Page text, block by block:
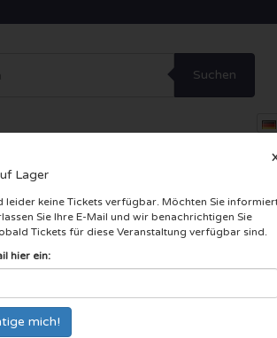
Suchen
Incentive-
Lager
leider keine Tickets verfügbar. Möchten Sie
Sie Ihre E-Mail und wir benachrichtigen Sie
Tickets für diese Veranstaltung verfügbar sind.
hier ein: